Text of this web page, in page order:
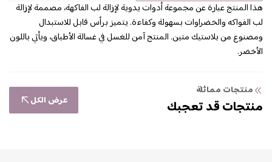
هذا المنتج عبارة عن مجموعة أدوات يدوية لإزالة لب الفاكهة، مصممة لإزالة
لب الفواكه والخضراوات بسهولة وكفاءة. يتميز برأس قابل للاستبدال
ومصنوع من بلاستيك متين. المنتج آمن للغسل في غسالة الأطباق، ويأتي باللون
الأخضر.
منتجات مماثلة
منتجات قد تعجبك عرض الكل